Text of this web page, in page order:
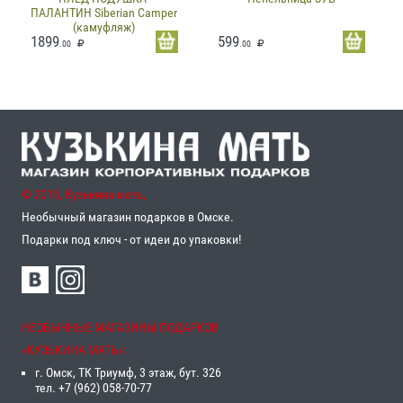
ПАЛАНТИН Siberian Camper
(камуфляж)
1899 .00 599.00
© 2015, Кузькина мать,
Необычный магазин подарков в Омске.
Подарки под ключ - от идеи до упаковки!
НЕОБЫЧНЫЕ МАГАЗИНЫ ПОДАРКОВ
«‎КУЗЬКИНА МАТЬ»‎:
г. Омск, ТК Триумф, 3 этаж, бут. 326
тел. +7 (962) 058-70-77